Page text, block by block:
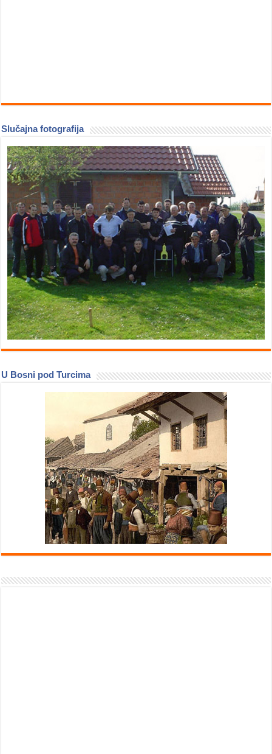
Slučajna fotografija
U Bosni pod Turcima